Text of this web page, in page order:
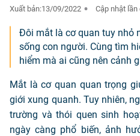
Xuất bản:13/09/2022 Cập nhật lần
Đôi mắt là cơ quan tuy nhỏ
sống con người. Cùng tìm
hiểm mà ai cũng nên cảnh
Mắt là cơ quan quan trọng
giới xung quanh. Tuy nhiên,
trường và thói quen sinh
ngày càng phổ biến, ảnh